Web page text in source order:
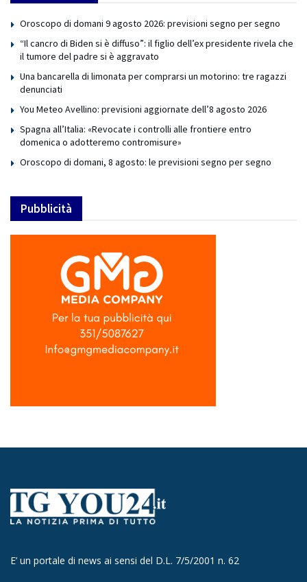
Oroscopo di domani 9 agosto 2026: previsioni segno per segno
“Il cancro di Biden si è diffuso”: il figlio dell’ex presidente rivela che
il tumore del padre si è aggravato
Una bancarella di limonata per comprarsi un motorino: tre ragazzi
denunciati
You Meteo Avellino: previsioni aggiornate dell’8 agosto 2026
Spagna all’Italia: «Revocate i controlli alle frontiere entro
domenica o adotteremo contromisure»
Oroscopo di domani, 8 agosto: le previsioni segno per segno
Pubblicità
E’ un portale di news ai sensi del D.L. 7/5/2001 n. 62